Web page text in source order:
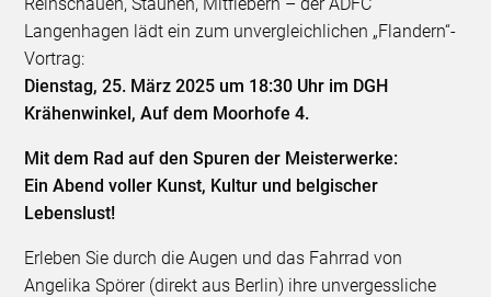
Langenhagen lädt ein zum unvergleichlichen „Flandern“-
Vortrag:
Dienstag, 25. März 2025 um 18:30 Uhr im DGH
Krähenwinkel, Auf dem Moorhofe 4.
Mit dem Rad auf den Spuren der Meisterwerke:
Ein Abend voller Kunst, Kultur und belgischer
Lebenslust!
Erleben Sie durch die Augen und das Fahrrad von
Angelika Spörer (direkt aus Berlin) ihre unvergessliche